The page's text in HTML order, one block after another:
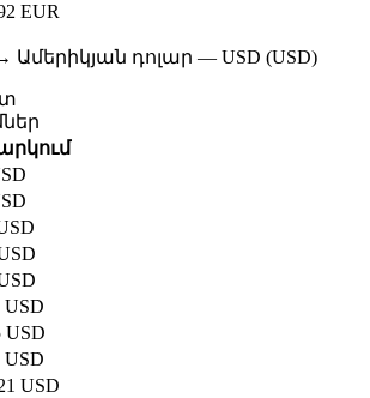
EUR
Ամերիկյան դոլար — USD (USD)
USD
USD
USD
USD